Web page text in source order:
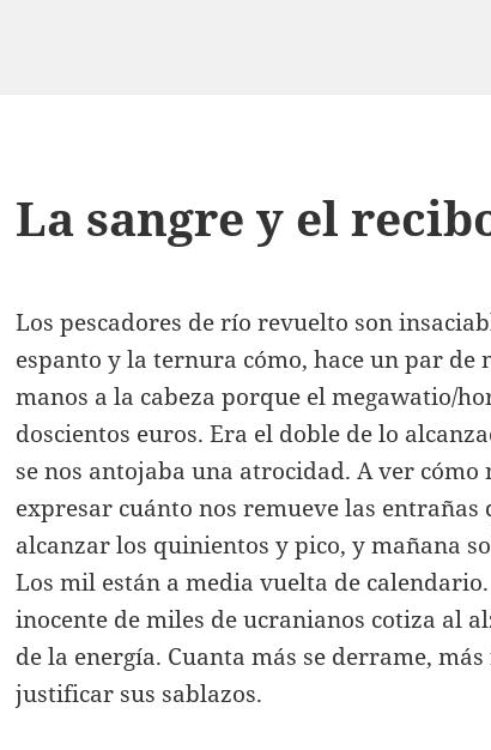
La sangre y el
Los pescadores de río revuelto son
espanto y la ternura cómo, hace un par de
manos a la cabeza porque el megawatio/
doscientos euros. Era el doble de lo
se nos antojaba una atrocidad. A ver cómo
expresar cuánto nos remueve las entrañas
alcanzar los quinientos y pico, y mañana
Los mil están a media vuelta de
inocente de miles de ucranianos cotiza al
de la energía. Cuanta más se derrame,
justificar sus sablazos.